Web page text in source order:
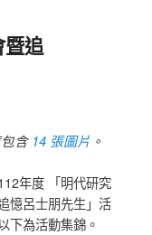
追
含 14 張圖片 。
年度 「明代研究
憶呂士朋先生」活
下為活動集錦。